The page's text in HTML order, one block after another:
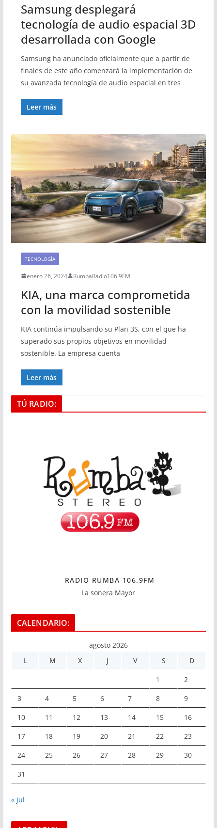
Samsung desplegará
tecnología de audio espacial 3D
desarrollada con Google
Samsung ha anunciado oficialmente que a partir de
finales de este año comenzará la implementación de
su avanzada tecnología de audio espacial en tres
Leer más
TECNOLOGÍA
enero 26, 2024 RumbaRadio106.9FM
KIA, una marca comprometida
con la movilidad sostenible
KIA continúa impulsando su Plan 3S, con el que ha
superado sus propios objetivos en movilidad
sostenible. La empresa cuenta
Leer más
TÚ RADIO:
RADIO RUMBA 106.9FM
La sonera Mayor
CALENDARIO:
agosto 2026
L
M X J V S D
1 2
3 4 5 6 7 8 9
10 11 12 13 14 15 16
17 18 19 20 21 22 23
24 25 26 27 28 29 30
31
« Jul